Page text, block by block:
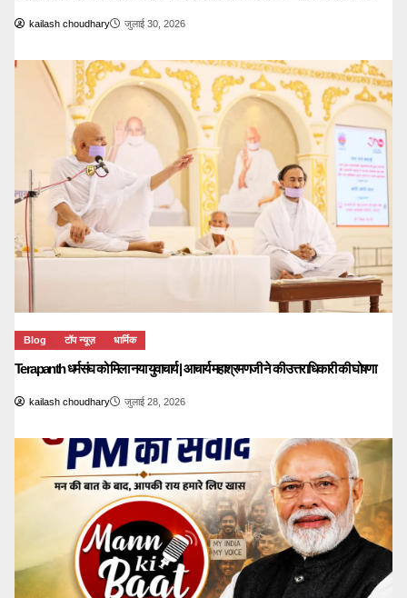
kailash choudhary जुलाई 30, 2026
Blog टॉप न्यूज़ धार्मिक
Terapanth धर्मसंघ को मिला नया युवाचार्य | आचार्य महाश्रमणजी ने की उत्तराधिकारी की घोषणा
kailash choudhary जुलाई 28, 2026